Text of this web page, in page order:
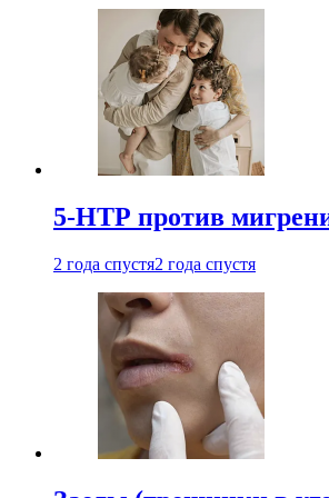
5-НТР против
2 года спустя2 года спустя